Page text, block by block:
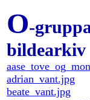
O-
bildearkiv
adrian_vant.jpg
beate_vant.jpg